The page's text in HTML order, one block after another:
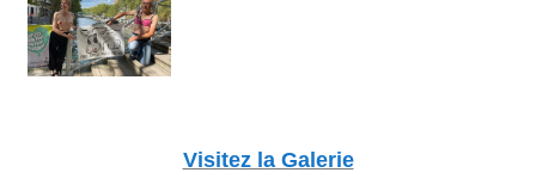
Visitez la Galerie